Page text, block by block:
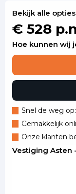
Bekijk alle
€ 528
Hoe kunnen wij
Snel de weg
Gemakkelijk
Onze klanten
Vestiging Asten